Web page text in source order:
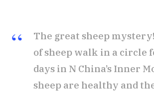
The great sheep
of sheep walk in a circle
days in N China’s Inner
sheep are healthy and